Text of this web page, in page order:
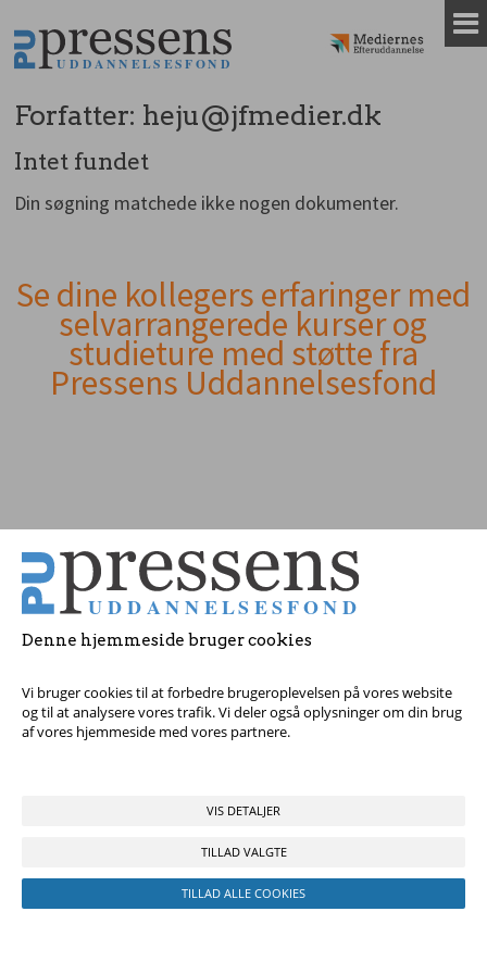
Denne hjemmeside bruger cookies
Vi bruger cookies til at forbedre brugeroplevelsen på vores website
og til at analysere vores trafik. Vi deler også oplysninger om din brug
af vores hjemmeside med vores partnere.
VIS DETALJER
TILLAD VALGTE
TILLAD ALLE COOKIES
til
indhold
Forfatter: heju@jfmedier.dk
Intet fundet
Din søgning matchede ikke nogen dokumenter.
Andet
indhold
Se dine kollegers erfaringer med
selvarrangerede kurser og
studieture med støtte fra
Pressens Uddannelsesfond
Tag fat i os med dine spørgsmål!
© 2017 Pressens Uddannelsesfond, Rådhuspladsen 16, 4. sal, 1550